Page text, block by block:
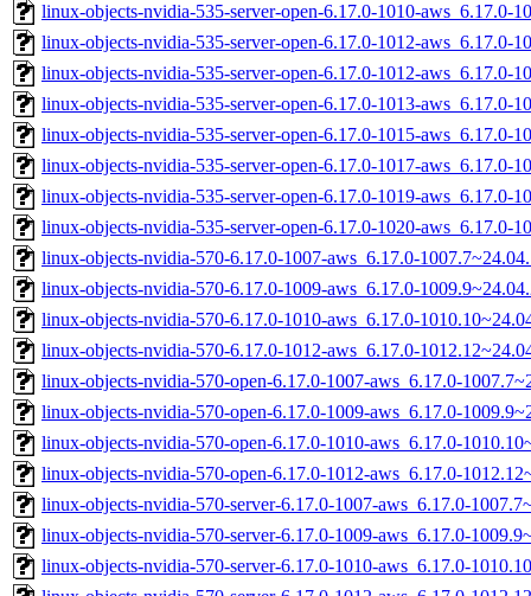
linux-objects-nvidia-535-server-open-6.17.0-1010-aws_6.17.0-
linux-objects-nvidia-535-server-open-6.17.0-1012-aws_6.17.0-
linux-objects-nvidia-535-server-open-6.17.0-1012-aws_6.17.0-
linux-objects-nvidia-535-server-open-6.17.0-1013-aws_6.17.0-
linux-objects-nvidia-535-server-open-6.17.0-1015-aws_6.17.0-
linux-objects-nvidia-535-server-open-6.17.0-1017-aws_6.17.0-
linux-objects-nvidia-535-server-open-6.17.0-1019-aws_6.17.0-
linux-objects-nvidia-535-server-open-6.17.0-1020-aws_6.17.0-
linux-objects-nvidia-570-6.17.0-1007-aws_6.17.0-
linux-objects-nvidia-570-6.17.0-1009-aws_6.17.0-
linux-objects-nvidia-570-6.17.0-1010-aws_6.17.0-
linux-objects-nvidia-570-6.17.0-1012-aws_6.17.0-
linux-objects-nvidia-570-open-6.17.0-1007-aws_6.17.0-
linux-objects-nvidia-570-open-6.17.0-1009-aws_6.17.0-
linux-objects-nvidia-570-open-6.17.0-1010-aws_6.17.0-
linux-objects-nvidia-570-open-6.17.0-1012-aws_6.17.0-
linux-objects-nvidia-570-server-6.17.0-1007-aws_6.17.0-
linux-objects-nvidia-570-server-6.17.0-1009-aws_6.17.0-
linux-objects-nvidia-570-server-6.17.0-1010-aws_6.17.0-